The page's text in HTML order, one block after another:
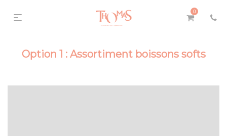
0
Option 1 : Assortiment boissons softs